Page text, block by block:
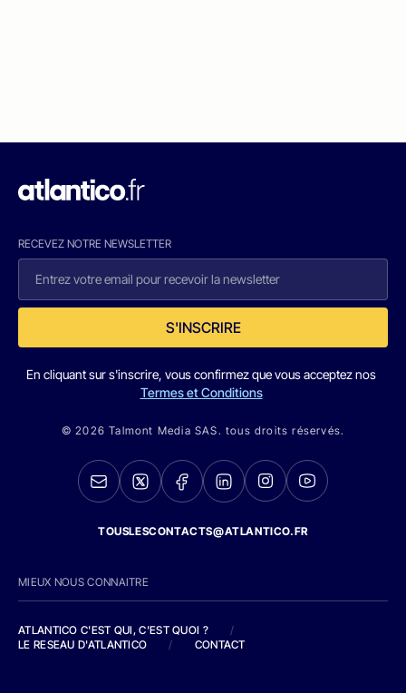
RECEVEZ NOTRE NEWSLETTER
S'INSCRIRE
En cliquant sur s'inscrire, vous confirmez que vous acceptez nos
Termes et Conditions
© 2026 Talmont Media SAS. tous droits réservés.
TOUSLESCONTACTS@ATLANTICO.FR
MIEUX NOUS CONNAITRE
ATLANTICO C'EST QUI, C'EST QUOI ?
/
LE RESEAU D'ATLANTICO
/ CONTACT